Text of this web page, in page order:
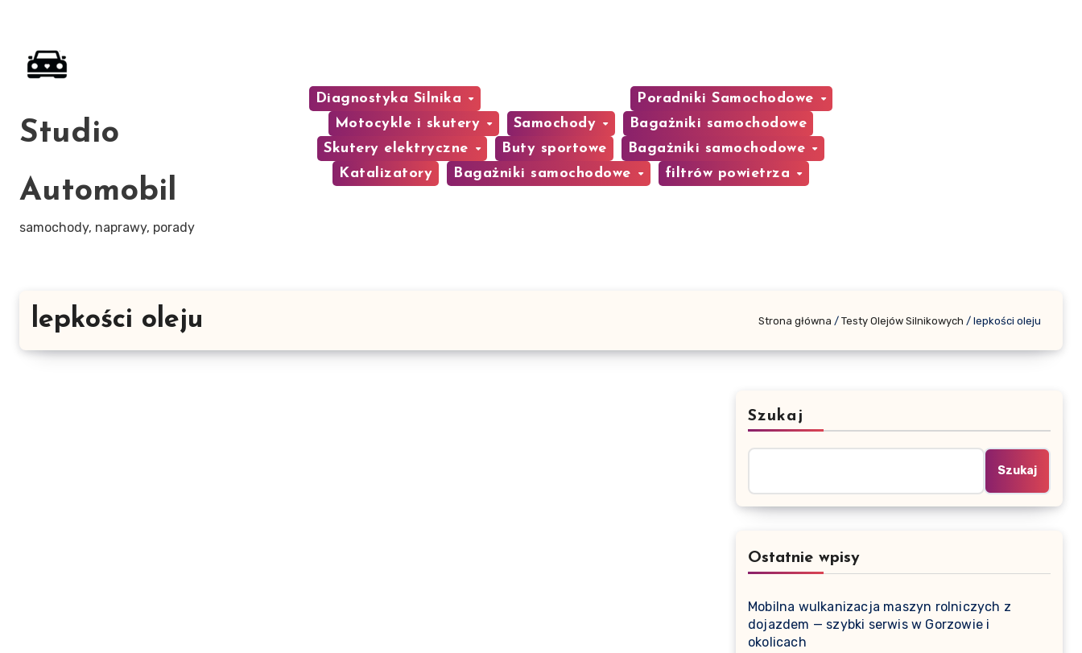
content
Studio
Automobil
samochody, naprawy, porady
Diagnostyka Silnika
Poradniki Samochodowe
Motocykle i skutery
Samochody
Bagażniki samochodowe
Skutery elektryczne
Buty sportowe
Bagażniki samochodowe
Katalizatory
Bagażniki samochodowe filtrów powietrza
lepkości oleju Strona główna / Testy Olejów Silnikowych / lepkości oleju
Szukaj
Szukaj
Ostatnie wpisy
Mobilna wulkanizacja maszyn rolniczych z
dojazdem — szybki serwis w Gorzowie i
okolicach